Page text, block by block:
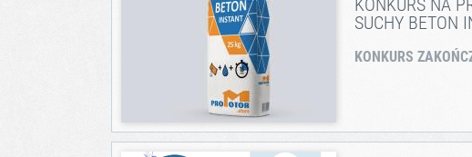
KONKURS NA
SUCHY BETON
KONKURS